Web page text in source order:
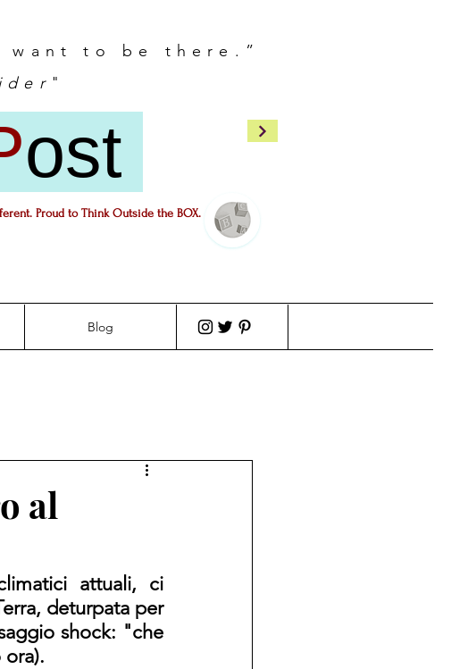
to be there.”
"
ost
Proud to Think Outside the BOX.
Blog
al
attuali, ci
deturpata per
shock: "che